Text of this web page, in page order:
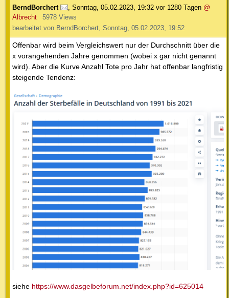
BerndBorchert , Sonntag, 05.02.2023, 19:32 vor 1280 Tagen @
Albrecht
5978 Views
bearbeitet von BerndBorchert, Sonntag, 05.02.2023, 19:52
Offenbar wird beim Vergleichswert nur der Durchschnitt über die
x vorangehenden Jahre genommen (wobei x gar nicht genannt
wird). Aber die Kurve Anzahl Tote pro Jahr hat offenbar langfristig
steigende Tendenz:
siehe https://www.dasgelbeforum.net/index.php?id=625014